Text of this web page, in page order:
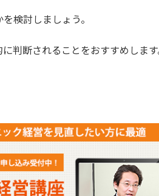
検討しましょう。
判断されることをおすすめします